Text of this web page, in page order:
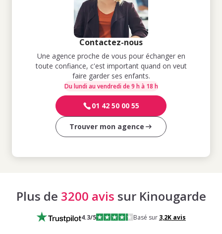
Contactez-nous
Une agence proche de vous pour échanger en
toute confiance, c'est important quand on veut
faire garder ses enfants.
Du lundi au vendredi de 9 h à 18 h
01 42 50 00 55
Trouver mon agence
Plus de 3200 avis sur Kinougarde
4.3/5 Basé sur 3,2Kavis